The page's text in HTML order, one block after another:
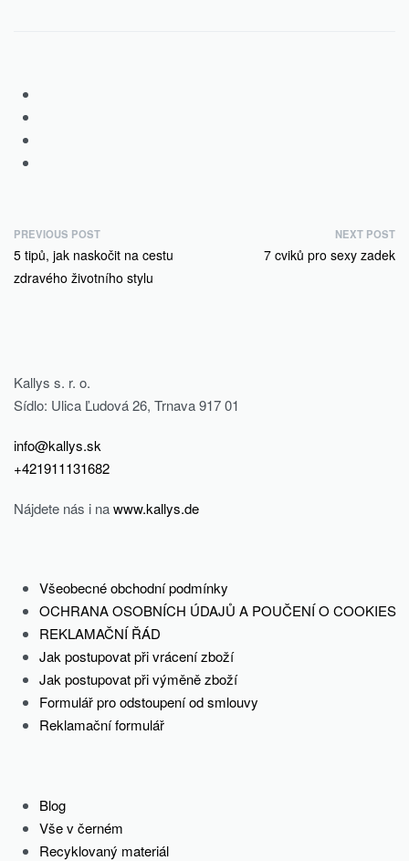
N
a
v
c
e
p
r
o
p
s
p
ě
v
e
k
PREVIOUS POST
Previous
post:
5 tipů, jak naskočit na cestu
zdravého životního stylu
NEXT POST
Next
7 cviků pro sexy zadek
Kallys s. r. o.
Sídlo: Ulica Ľudová 26, Trnava 917 01
info@kallys.sk
+421911131682
Nájdete nás i nawww.kallys.de
Všeobecné obchodní podmínky
OCHRANA OSOBNÍCH ÚDAJŮ A POUČENÍ O COOKIES
REKLAMAČNÍ ŘÁD
Jak postupovat při vrácení zboží
Jak postupovat při výměně zboží
Formulář pro odstoupení od smlouvy
Reklamační formulář
Blog
Vše v černém
Recyklovaný materiál